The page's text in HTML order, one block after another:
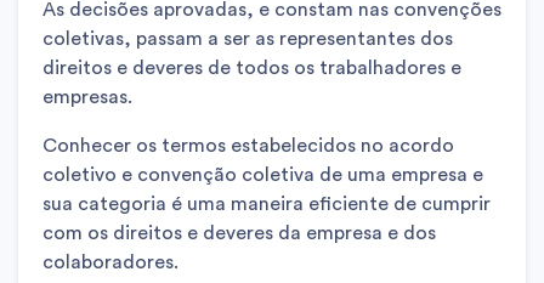
As decisões aprovadas, e constam nas convenções
coletivas, passam a ser as representantes dos
direitos e deveres de todos os trabalhadores e
empresas.
Conhecer os termos estabelecidos no acordo
coletivo e convenção coletiva de uma empresa e
sua categoria é uma maneira eficiente de cumprir
com os direitos e deveres da empresa e dos
colaboradores.